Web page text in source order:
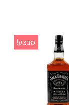
מבצע!